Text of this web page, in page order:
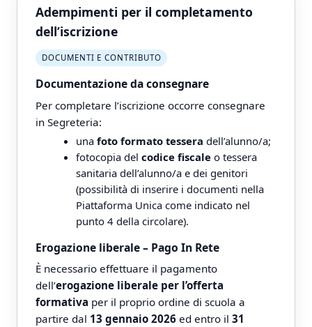
Adempimenti per il completamento
dell’iscrizione
DOCUMENTI E CONTRIBUTO
Documentazione da consegnare
Per completare l’iscrizione occorre consegnare
in Segreteria:
una foto formato tessera dell’alunno/a;
fotocopia del codice fiscaleo tessera
sanitaria dell’alunno/a e dei genitori
(possibilità di inserire i documenti nella
Piattaforma Unica come indicato nel
punto 4 della circolare).
Erogazione liberale – Pago In Rete
È necessario effettuare il pagamento
dell’erogazione liberale per l’offerta
formativa per il proprio ordine di scuola a
partire dal 13 gennaio 2026 ed entro il31